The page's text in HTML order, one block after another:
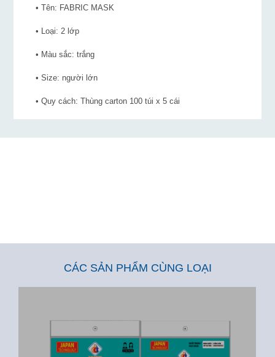
• Tên: FABRIC MASK
• Loại: 2 lớp
• Màu sắc: trắng
• Size: người lớn
• Quy cách: Thùng carton 100 túi x 5 cái
CÁC SẢN PHẨM CÙNG LOẠI